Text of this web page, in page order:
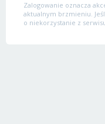
Zalogowanie oznacza
aktualnym brzmieniu.
o niekorzystanie z